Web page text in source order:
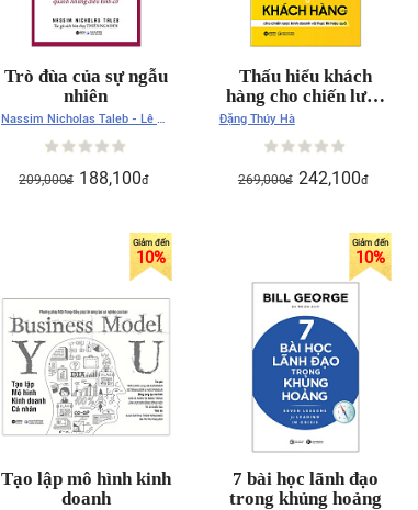
Trò đùa của sự ngẫu
nhiên
Nassim Nicholas Taleb - Lê Vũ
Kỳ Nam
209,000đ 188,100đ
Thấu hiểu khách
hàng cho chiến lược
kinh doanh và thực
thi hiệu quả/ Chuyên
gia Việt Nam đầu
tiên viết về
Đặng Thúy Hà
269,000đ 242,100đ
10%
Tạo lập mô hình kinh
doanh
10%
7 bài học lãnh đạo
trong khủng hoảng